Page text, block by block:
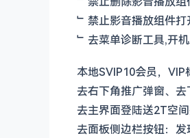
﹂禁止影音播放组件打
﹂去菜单诊断工具,开
本地SVIP10会员，VIP
去右下角推广弹窗、
去主界面登陆送2T空
去面板侧边栏按钮：